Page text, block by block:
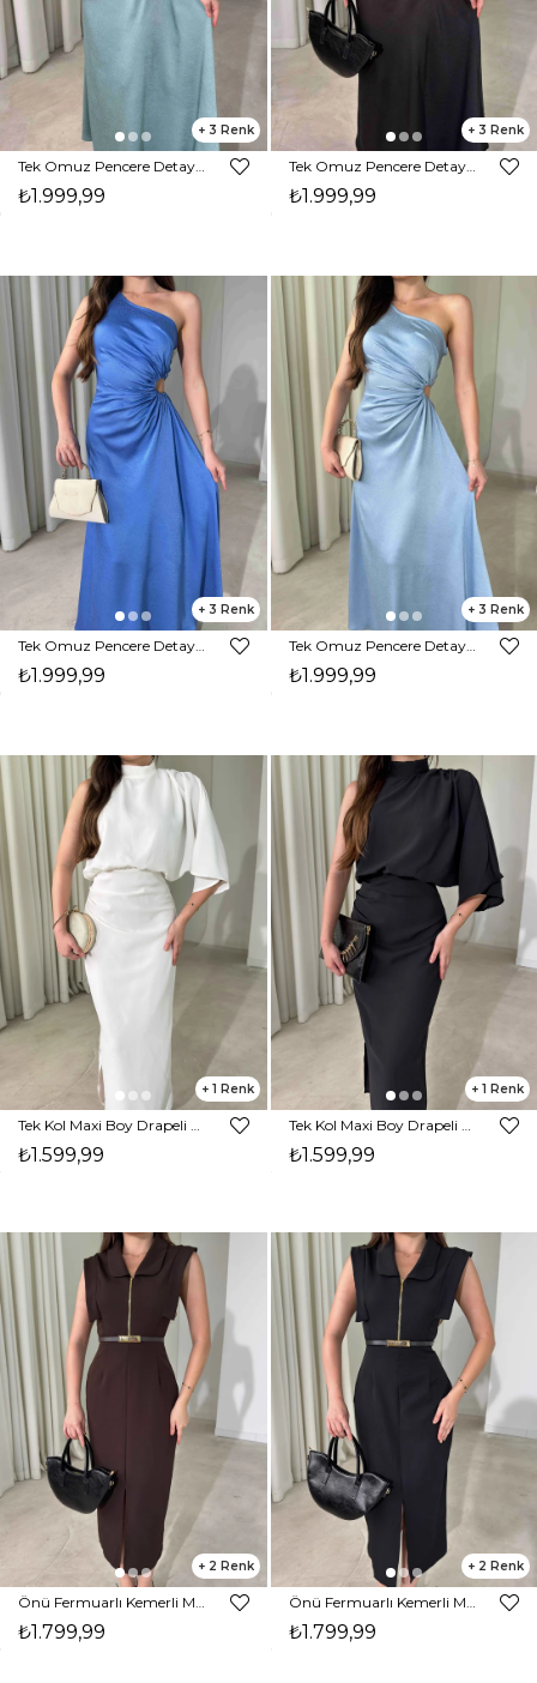
3
Tek Omuz Pencere Detaylı Maxi Boy Mint Reyna Kadın Elbise 26Y474
₺1.999,99
3
Tek Omuz Pencere Detaylı Maxi Boy Siyah Reyna Kadın Elbise 26Y474
₺1.999,99
3
Tek Omuz Pencere Detaylı Maxi Boy Mavi Reyna Kadın Elbise 26Y474
₺1.999,99
3
Tek Omuz Pencere Detaylı Maxi Boy Bebe Mavisi Reyna Kadın Elbise 26Y474
₺1.999,99
1
Tek Kol Maxi Boy Drapeli Beyaz Rita Kadın Elbise 26Y473
₺1.599,99
1
Tek Kol Maxi Boy Drapeli Siyah Rita Kadın Elbise 26Y473
₺1.599,99
2
Önü Fermuarlı Kemerli Midi Boy Kahverengi Eldon Kadın Elbise 26Y471
₺1.799,99
2
Önü Fermuarlı Kemerli Midi Boy Siyah Eldon Kadın Elbise 26Y471
₺1.799,99